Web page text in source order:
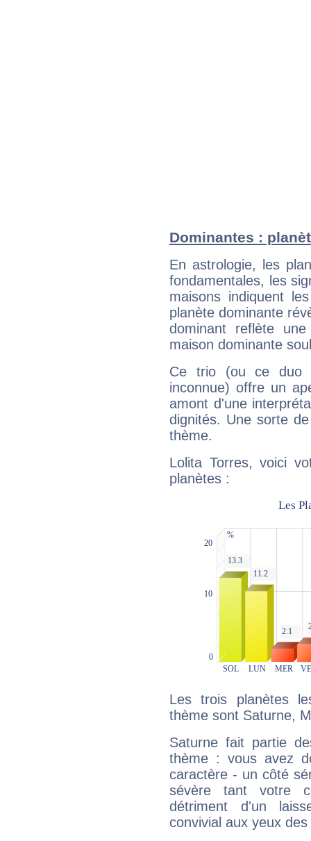
Dominantes :
En astrologie, les
fondamentales, les
maisons indiquent
planète dominante
dominant reflète
maison dominante
Ce trio (ou ce duo
inconnue) offre un
amont d'une
dignités. Une sorte
thème.
Lolita Torres, voici
planètes :
Les trois planètes
thème sont Saturne,
Saturne fait partie
thème : vous avez
caractère - un côté
sévère tant votre
détriment d'un
convivial aux yeux